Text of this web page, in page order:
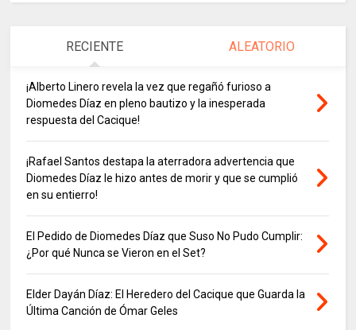
RECIENTE ALEATORIO
¡Alberto Linero revela la vez que regañó furioso a
Diomedes Díaz en pleno bautizo y la inesperada
respuesta del Cacique!
¡Rafael Santos destapa la aterradora advertencia que
Diomedes Díaz le hizo antes de morir y que se cumplió
en su entierro!
El Pedido de Diomedes Díaz que Suso No Pudo Cumplir:
¿Por qué Nunca se Vieron en el Set?
Elder Dayán Díaz: El Heredero del Cacique que Guarda la
Última Canción de Ómar Geles